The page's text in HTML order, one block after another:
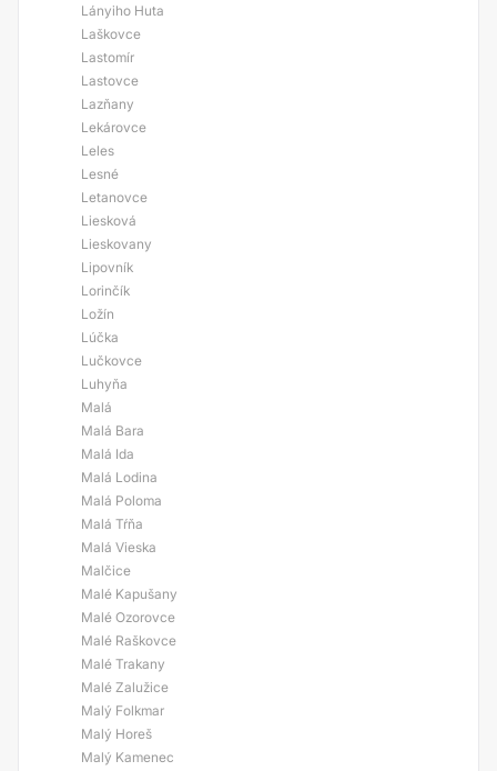
Lányiho Huta
Laškovce
Lastomír
Lastovce
Lazňany
Lekárovce
Leles
Lesné
Letanovce
Liesková
Lieskovany
Lipovník
Lorinčík
Ložín
Lúčka
Lučkovce
Luhyňa
Malá
Malá Bara
Malá Ida
Malá Lodina
Malá Poloma
Malá Tŕňa
Malá Vieska
Malčice
Malé Kapušany
Malé Ozorovce
Malé Raškovce
Malé Trakany
Malé Zalužice
Malý Folkmar
Malý Horeš
Malý Kamenec